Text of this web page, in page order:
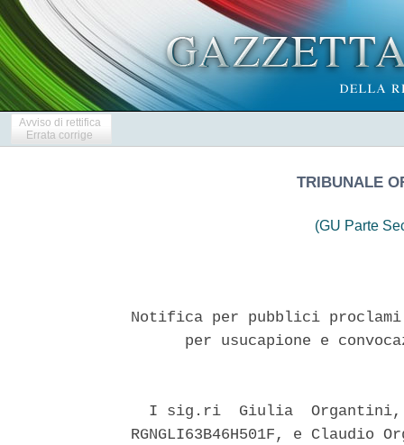
Avviso di rettifica
Errata corrige
TRIBUNALE
(GU Parte
Notifica per pubblici
per usucapione e
I sig.ri  Giulia
RGNGLI63B46H501F, e